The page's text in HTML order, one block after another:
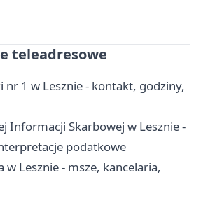
teleadresowe
nr 1 w Lesznie - kontakt, godziny,
Informacji Skarbowej w Lesznie -
podatkowe
w Lesznie - msze, kancelaria,